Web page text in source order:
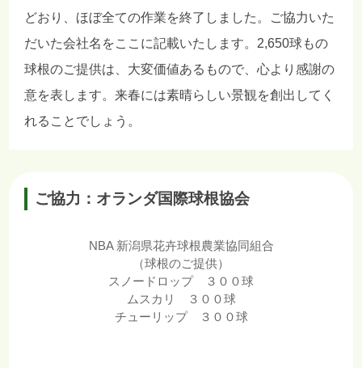
どおり、ほぼ全ての作業を終了しました。ご協力いた
だいた会社名をここに記載いたします。2,650球もの
球根のご提供は、大変価値あるもので、心より感謝の
意を表します。来春には素晴らしい景観を創出してく
れることでしょう。
ご協力：オランダ国際球根協会
NBA 新潟県花卉球根農業協同組合
（球根のご提供）
スノードロップ ３００球
ムスカリ ３００球
チューリップ ３００球